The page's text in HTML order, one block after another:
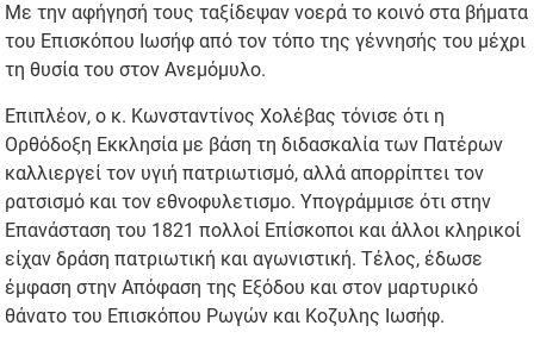
Με την αφήγησή τους ταξίδεψαν νοερά το κοινό στα βήματα
του Επισκόπου Ιωσήφ από τον τόπο της γέννησής του μέχρι
τη θυσία του στον Ανεμόμυλο.
Επιπλέον, ο κ. Κωνσταντίνος Χολέβας τόνισε ότι η
Ορθόδοξη Εκκλησία με βάση τη διδασκαλία των Πατέρων
καλλιεργεί τον υγιή πατριωτισμό, αλλά απορρίπτει τον
ρατσισμό και τον εθνοφυλετισμο. Υπογράμμισε ότι στην
Επανάσταση του 1821 πολλοί Επίσκοποι και άλλοι κληρικοί
είχαν δράση πατριωτική και αγωνιστική. Τέλος, έδωσε
έμφαση στην Απόφαση της Εξόδου και στον μαρτυρικό
θάνατο του Επισκόπου Ρωγών και Κοζυλης Ιωσήφ.